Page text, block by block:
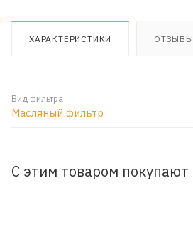
ХАРАКТЕРИСТИКИ ОТЗЫВЫ
Вид фильтра
Масляный фильтр
С этим товаром покупают